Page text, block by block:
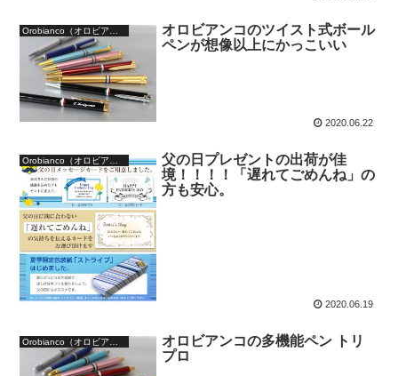
オロビアンコのツイスト式ボール
ペンが想像以上にかっこいい
2020.06.22
Orobianco（オロビアンコ）
父の日プレゼントの出荷が佳
境！！！！「遅れてごめんね」の
方も安心。
2020.06.19
オロビアンコの多機能ペン トリ
プロ